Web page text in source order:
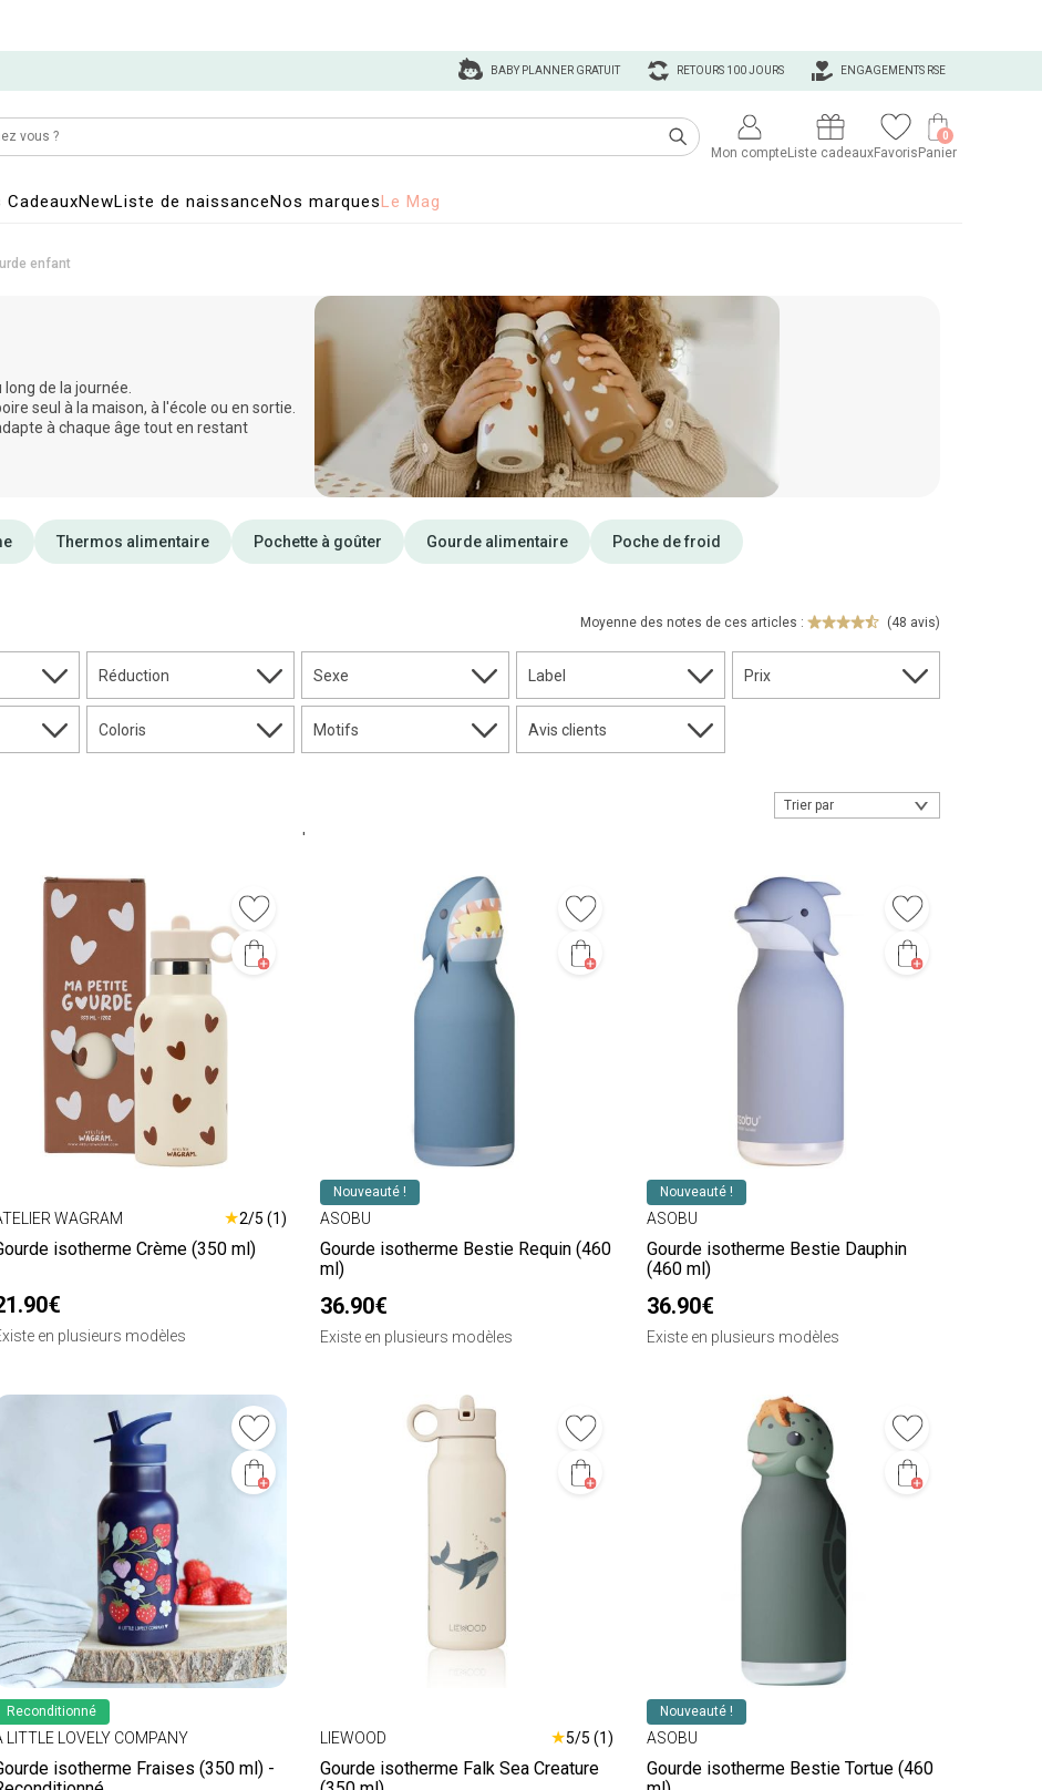
ENGAGEMENTS RSE
RETOURS 100 JOURS
BABY PLANNER GRATUIT
Mon compteListe cadeauxFavorisPanier
0
CadeauxNewListe de naissanceNos marquesLe Mag
enfant
de la journée.
seul à la maison, à l'école ou en sortie.
à chaque âge tout en restant
Thermos alimentaire Pochette à goûter Gourde alimentaire Poche de froid
Moyenne des notes de ces articles : (48 avis)
Réduction Sexe Label Prix
Coloris Motifs Avis clients
Trier par
'
WAGRAM ★2/5 (1)
isotherme Crème (350 ml)
en plusieurs modèles
Nouveauté !
ASOBU
Gourde isotherme Bestie Requin (460
ml)
36.90€
Existe en plusieurs modèles
Nouveauté !
ASOBU
Gourde isotherme Bestie Dauphin
(460 ml)
36.90€
Existe en plusieurs modèles
Reconditionné
LITTLE LOVELY COMPANY
isotherme Fraises (350 ml) -
LIEWOOD ★5/5 (1)
Gourde isotherme Falk Sea Creature
Nouveauté !
ASOBU
Gourde isotherme Bestie Tortue (460